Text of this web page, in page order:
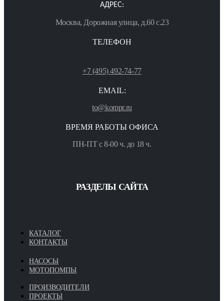
АДРЕС:
Москва, Дорожная улица, д.60 с.23
ТЕЛЕФОН
+7 (495) 492-74-77
EMAIL:
to@kompr.ru
ВРЕМЯ РАБОТЫ ОФИСА
ПН-ПТ с 8-00 ч. до 18 ч.
РАЗДЕЛЫ САЙТА
КАТАЛОГ
КОНТАКТЫ
НАСОСЫ
МОТОПОМПЫ
ПРОИЗВОДИТЕЛИ
ПРОЕКТЫ